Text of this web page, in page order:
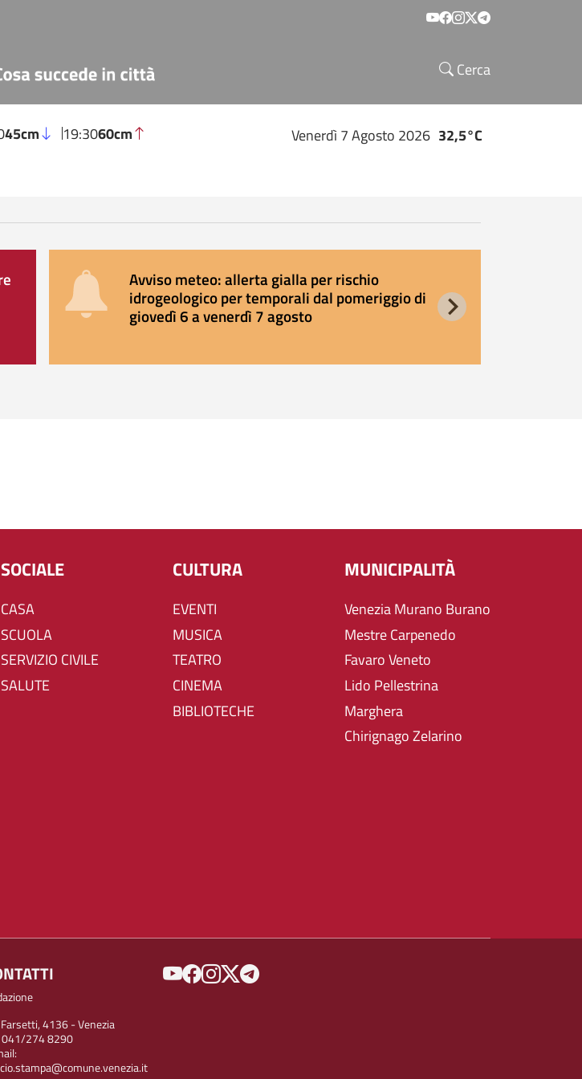
Social menu
Cerca
45cm 19:3060cm Venerdì 7 Agosto 2026 32,5°C
Avviso meteo: allerta gialla per rischio
idrogeologico per temporali dal pomeriggio di
giovedì 6 a venerdì 7 agosto
SOCIALE
CASA
SCUOLA
SERVIZIO CIVILE
SALUTE
CULTURA
EVENTI
MUSICA
TEATRO
CINEMA
BIBLIOTECHE
MUNICIPALITÀ
Venezia Murano Burano
Mestre Carpenedo
Favaro Veneto
Lido Pellestrina
Marghera
Chirignago Zelarino
4136 - Venezia
041/274 8290
SOCIAL MENU